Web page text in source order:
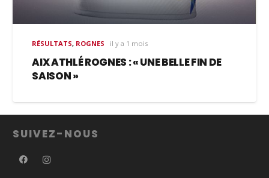
RÉSULTATS, ROGNES il y a 1 mois
AIX ATHLÉ ROGNES : « UNE BELLE FIN DE
SAISON »
SUIVEZ-NOUS